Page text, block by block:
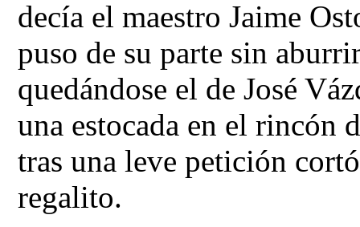
decía el maestro Jaime
puso de su parte sin
quedándose el de José
una estocada en el rincón
tras una leve petición
regalito.